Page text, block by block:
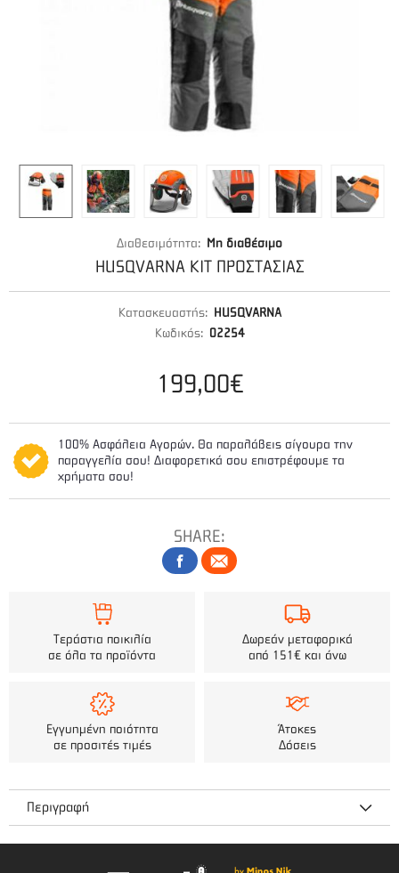
Διαθεσιμότητα: Μη διαθέσιμο
HUSQVARNA ΚΙΤ ΠΡΟΣΤΑΣΙΑΣ
Κατασκευαστής: HUSQVARNA
Κωδικός: 02254
199,00€
100% Ασφάλεια Αγορών. Θα παραλάβεις σίγουρα την
παραγγελία σου! Διαφορετικά σου επιστρέφουμε τα
χρήματα σου!
SHARE:
Τεράστια ποικιλία
σε όλα τα προϊόντα
Δωρεάν μεταφορικά
από 151€ και άνω
Εγγυημένη ποιότητα
σε προσιτές τιμές
Άτοκες
Δόσεις
Περιγραφή
Κιτ προστατευτικου εξοπλισμου